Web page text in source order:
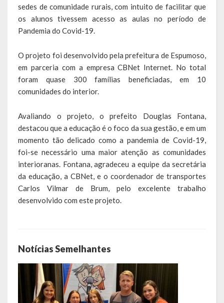
Geral do Governo
Cultura e Turismo
Pontos Turísticos
Gastronomia
PUB
Calendário de Eventos
Galeria de Fotos
Vídeos
Contratos | Atas | Aditivos
Editais de Licitação
Parcerias | Patrocínio | Fomento | Colaboração | Convênios
sedes de comunidade rurais, com intuito de facilitar que
os alunos tivessem acesso as aulas no período de
Pandemia do Covid-19.
O projeto foi desenvolvido pela prefeitura de Espumoso,
em parceria com a empresa CBNet Internet. No total
foram quase 300 famílias beneficiadas, em 10
comunidades do interior.
Avaliando o projeto, o prefeito Douglas Fontana,
destacou que a educação é o foco da sua gestão, e em um
momento tão delicado como a pandemia de Covid-19,
foi-se necessário uma maior atenção as comunidades
interioranas. Fontana, agradeceu a equipe da secretária
da educação, a CBNet, e o coordenador de transportes
Carlos Vilmar de Brum, pelo excelente trabalho
desenvolvido com este projeto.
Notícias Semelhantes